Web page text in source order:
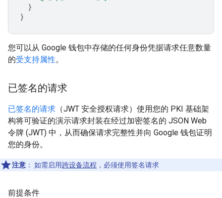
}
}
您可以从 Google 钱包中存储的任何身份凭据请求任意数量
的受支持属性。
已签名的请求
已签名的请求 （JWT 安全授权请求）使用您的 PKI 基础架
构将可验证的演示请求封装在经过加密签名的 JSON Web
令牌 (JWT) 中，从而确保请求完整性并向 Google 钱包证明
您的身份。
注意 ： 如需启用跨设备流程 ，必须使用签名请求
前提条件